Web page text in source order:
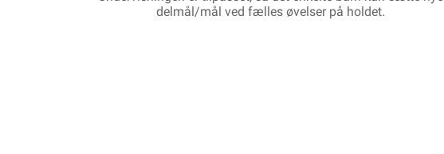
delmål/mål ved fælles øvelser på holdet.